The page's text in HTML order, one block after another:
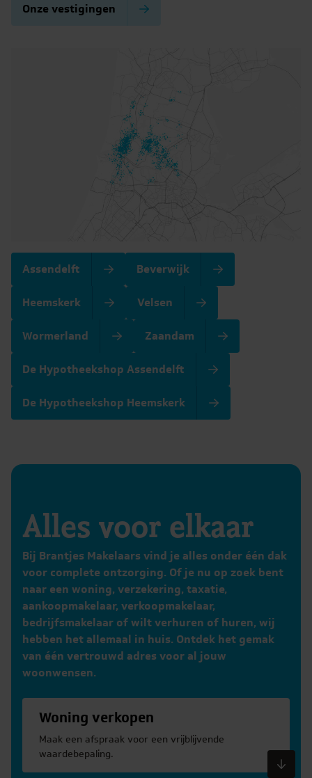
Onze vestigingen
Assendelft Beverwijk
Heemskerk Velsen
Wormerland Zaandam
De Hypotheekshop Assendelft
De Hypotheekshop Heemskerk
Alles voor elkaar
Bij Brantjes Makelaars vind je alles onder één dak
voor complete ontzorging. Of je nu op zoek bent
naar een woning, verzekering, taxatie,
aankoopmakelaar, verkoopmakelaar,
bedrijfsmakelaar of wilt verhuren of huren, wij
hebben het allemaal in huis. Ontdek het gemak
van één vertrouwd adres voor al jouw
woonwensen.
Woning verkopen
Maak een afspraak voor een vrijblijvende
waardebepaling.
Meer informatie